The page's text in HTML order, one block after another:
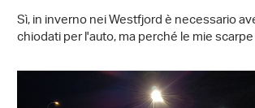
Sì, in inverno nei Westfjord è necessario
chiodati per l'auto, ma perché le mie